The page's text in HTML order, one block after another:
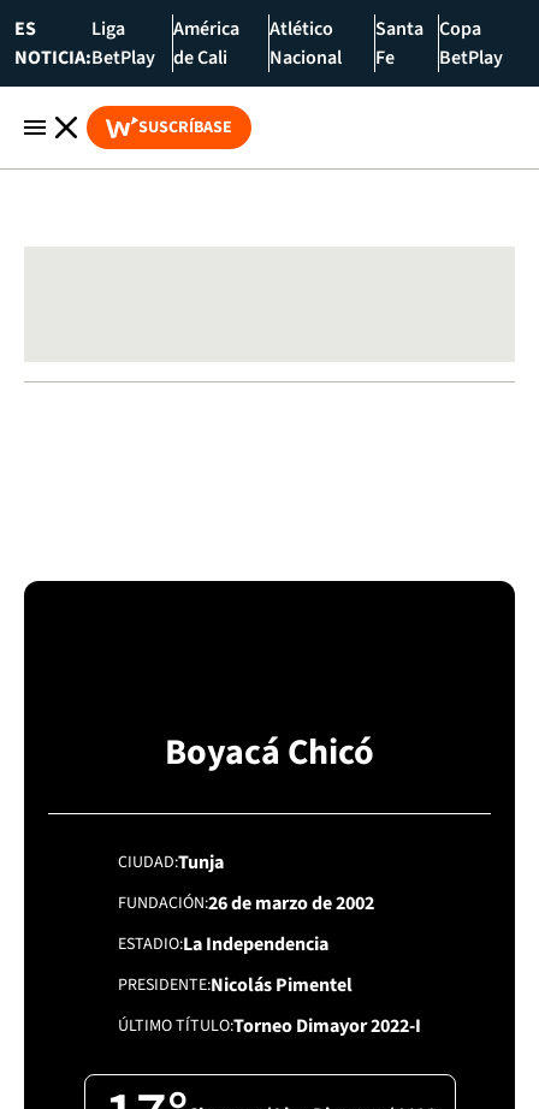
ES
NOTICIA:
Liga
BetPlay
América
de Cali
Atlético
Nacional
Santa
Fe
Copa
BetPlay
SUSCRÍBASE
Boyacá Chicó
CIUDAD Tunja
FUNDACIÓN 26 de marzo de 2002
ESTADIO La Independencia
PRESIDENTE Nicolás Pimentel
ÚLTIMO TÍTULOTorneo Dimayor 2022-I